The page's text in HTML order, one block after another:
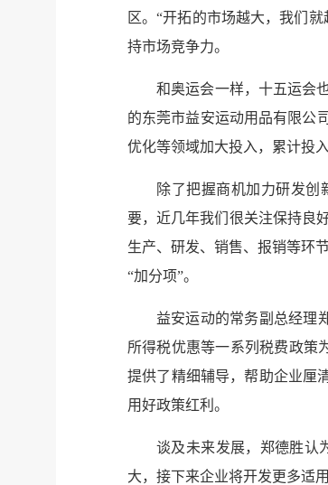
区。“开拓的市场越大，我们
持市场竞争力。
和奥运会一样，十五运会
的东莞市益安运动用品有限公
优化等领域加大投入，累计投
除了把握商机加力研发创
要，近几年我们很关注保持良
生产、研发、销售、报销等环
“加分项”。
益安运动的常务副总经理
所得税优惠等一系列税费政策
提供了精细辅导，帮助企业厘
用好政策红利。
谈及未来发展，郑德胜认
大，接下来企业将开发更多适